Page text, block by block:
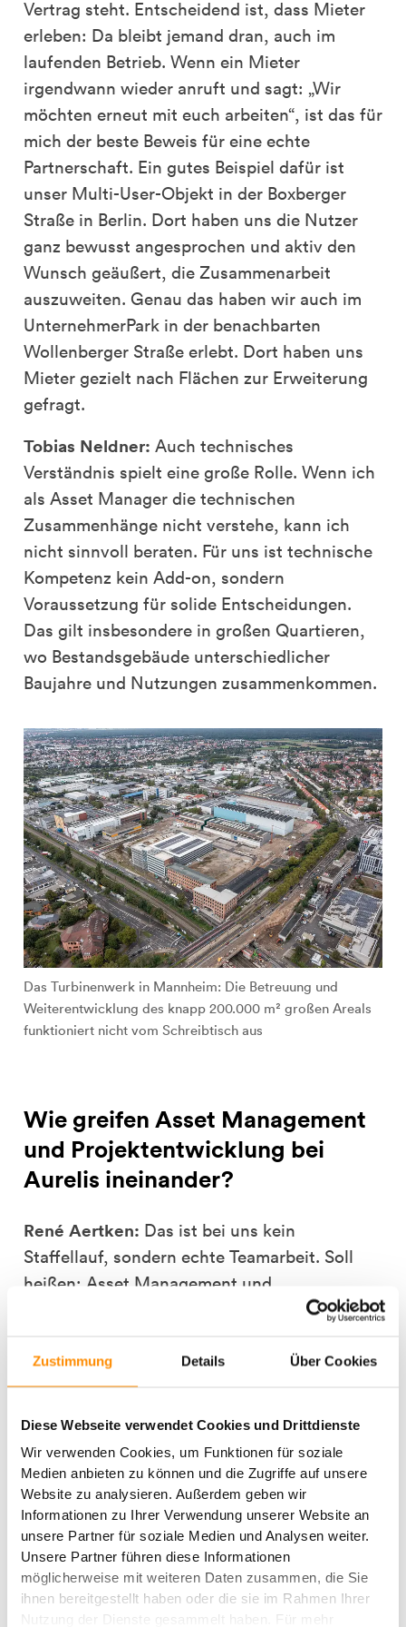
Zustimmung Details Über Cookies
Diese Webseite verwendet Cookies und Drittdienste
Wir verwenden Cookies, um Funktionen für soziale
Medien anbieten zu können und die Zugriffe auf unsere
Website zu analysieren. Außerdem geben wir
Informationen zu Ihrer Verwendung unserer Website an
unsere Partner für soziale Medien und Analysen weiter.
Unsere Partner führen diese Informationen
möglicherweise mit weiteren Daten zusammen, die Sie
ihnen bereitgestellt haben oder die sie im Rahmen Ihrer
Nutzung der Dienste gesammelt haben. Für mehr
Vertrag steht. Entscheidend ist, dass Mieter
erleben: Da bleibt jemand dran, auch im
laufenden Betrieb. Wenn ein Mieter
irgendwann wieder anruft und sagt: „Wir
möchten erneut mit euch arbeiten“, ist das für
mich der beste Beweis für eine echte
Partnerschaft. Ein gutes Beispiel dafür ist
unser Multi-User-Objekt in der Boxberger
Straße in Berlin. Dort haben uns die Nutzer
ganz bewusst angesprochen und aktiv den
Wunsch geäußert, die Zusammenarbeit
auszuweiten. Genau das haben wir auch im
UnternehmerPark in der benachbarten
Wollenberger Straße erlebt. Dort haben uns
Mieter gezielt nach Flächen zur Erweiterung
gefragt.
Tobias Neldner: Auch technisches
Verständnis spielt eine große Rolle. Wenn ich
als Asset Manager die technischen
Zusammenhänge nicht verstehe, kann ich
nicht sinnvoll beraten. Für uns ist technische
Kompetenz kein Add-on, sondern
Voraussetzung für solide Entscheidungen.
Das gilt insbesondere in großen Quartieren,
wo Bestandsgebäude unterschiedlicher
Baujahre und Nutzungen zusammenkommen.
Das Turbinenwerk in Mannheim: Die Betreuung und
Weiterentwicklung des knapp 200.000 m² großen Areals
funktioniert nicht vom Schreibtisch aus
Wie greifen Asset Management
und Projektentwicklung bei
Aurelis ineinander?
René Aertken: Das ist bei uns kein
Staffellauf, sondern echte Teamarbeit. Soll
heißen: Asset Management und
Projektentwicklung sind keine zwei isolierten
den Betrieb von Immobilien gemeinsam.
Dabei greifen die einzelnen Abläufe so eng
ineinander, dass der Kunde die interne
dass sich jemand kümmert.
Yannick Schicktanz:Entscheidungen
durchlaufen bei uns keine langen Wege.
Wenn ein Mieter beispielsweise eine größere
bauliche Anpassung benötigt, sitzen
Development und Asset Management direkt